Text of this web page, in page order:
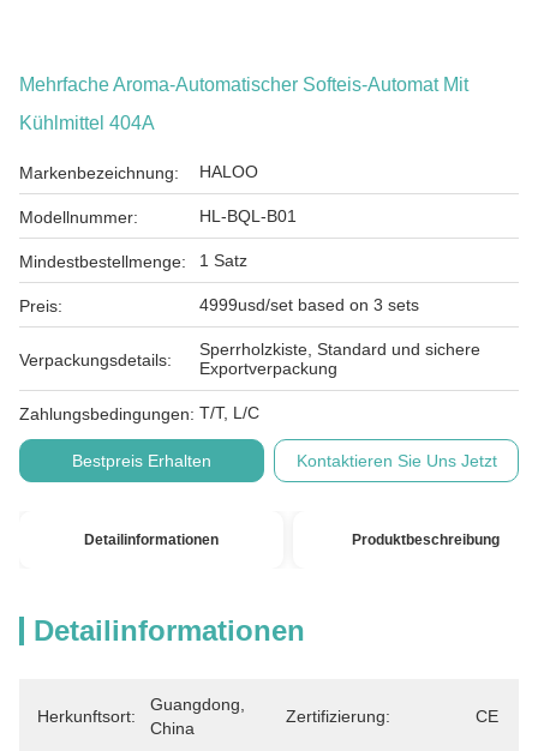
Mehrfache Aroma-Automatischer Softeis-Automat Mit
Kühlmittel 404A
Markenbezeichnung: HALOO
Modellnummer: HL-BQL-B01
Mindestbestellmenge: 1 Satz
Preis: 4999usd/set based on 3 sets
Verpackungsdetails:
Sperrholzkiste, Standard und sichere
Exportverpackung
Zahlungsbedingungen: T/T, L/C
Bestpreis Erhalten Kontaktieren Sie Uns Jetzt
Detailinformationen Produktbeschreibung
Detailinformationen
Herkunftsort:
Guangdong,
China
Zertifizierung: CE